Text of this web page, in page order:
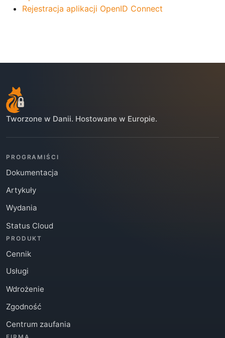
Rejestracja aplikacji OpenID Connect
Tworzone w Danii. Hostowane w Europie.
PROGRAMIŚCI
Dokumentacja
Artykuły
Wydania
Status Cloud
PRODUKT
Cennik
Usługi
Wdrożenie
Zgodność
Centrum zaufania